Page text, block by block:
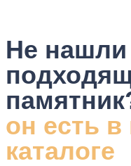
Не нашли
он есть
каталоге